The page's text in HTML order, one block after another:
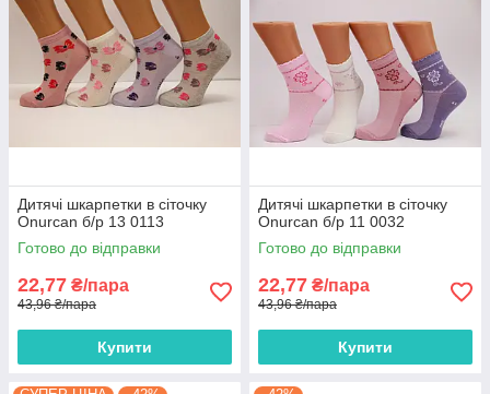
Дитячі шкарпетки в сіточку
Onurcan б/р 13 0113
Готово до відправки
22,77 ₴/пара
43,96 ₴/пара
Купити
Дитячі шкарпетки в сіточку
Onurcan б/р 11 0032
Готово до відправки
22,77 ₴/пара
43,96 ₴/пара
Купити